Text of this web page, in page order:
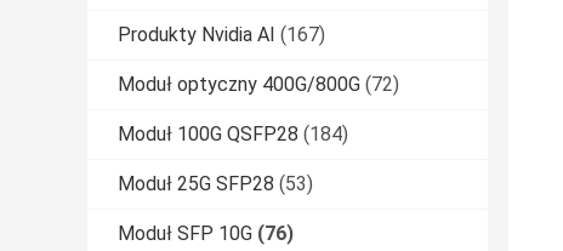
Produkty Nvidia AI (167)
Moduł optyczny 400G/800G (72)
Moduł 100G QSFP28 (184)
Moduł 25G SFP28 (53)
Moduł SFP 10G (76)